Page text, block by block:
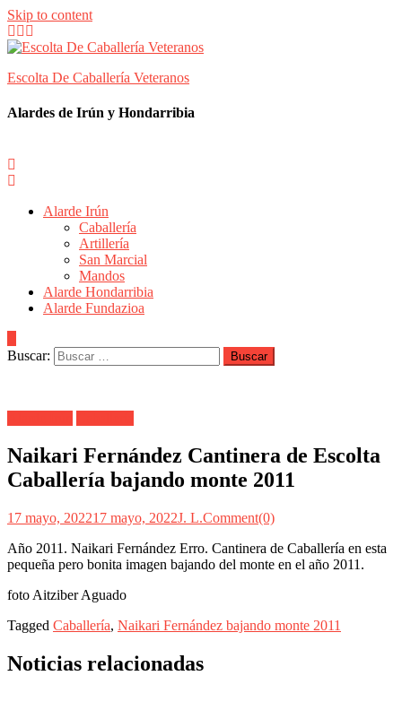
Skip to content
Escolta De Caballería Veteranos
Alardes de Irún y Hondarribia
Alarde Irún
Caballería
Artillería
San Marcial
Mandos
Alarde Hondarribia
Alarde Fundazioa
Buscar:
Naikari Fernández Cantinera de Escolta
Caballería bajando monte 2011
17 mayo, 202217 mayo, 2022J. L.Comment(0)
Año 2011. Naikari Fernández Erro. Cantinera de Caballería en esta
pequeña pero bonita imagen bajando del monte en el año 2011.
foto Aitziber Aguado
Tagged Caballería, Naikari Fernández bajando monte 2011
Noticias relacionadas